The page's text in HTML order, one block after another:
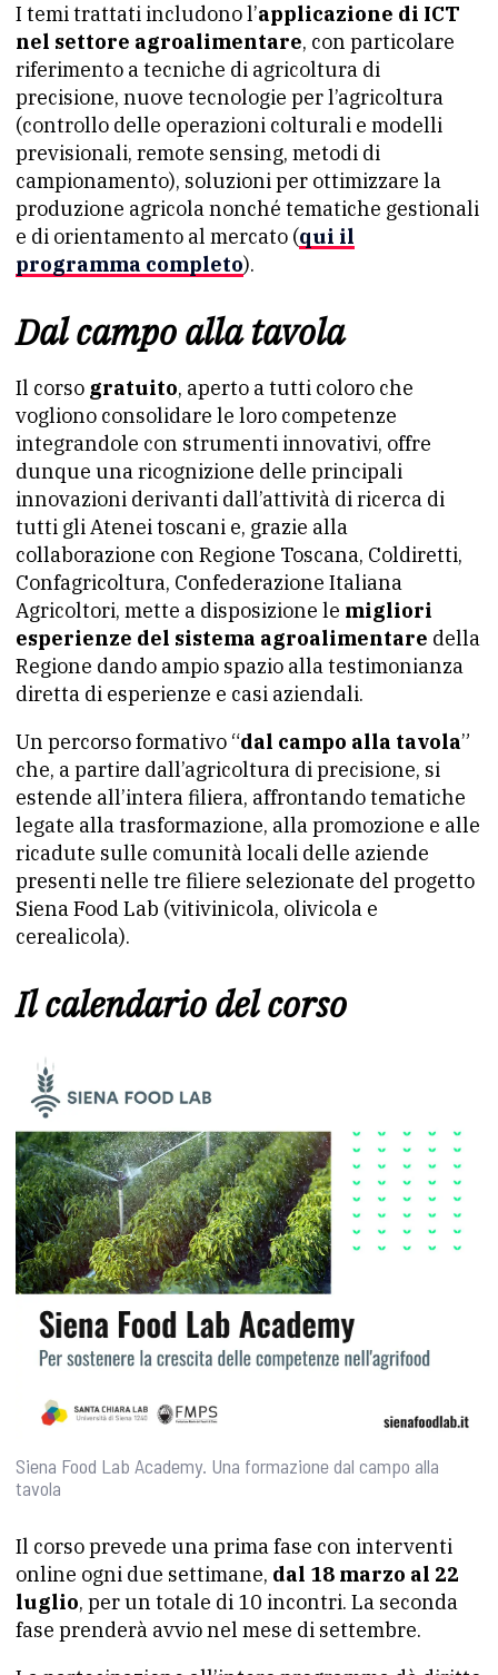
I temi trattati includono l’applicazione di ICT
nel settore agroalimentare, con particolare
riferimento a tecniche di agricoltura di
precisione, nuove tecnologie per l’agricoltura
(controllo delle operazioni colturali e modelli
previsionali, remote sensing, metodi di
campionamento), soluzioni per ottimizzare la
produzione agricola nonché tematiche gestionali
e di orientamento al mercato (qui il
programma completo).
Dal campo alla tavola
Il corso gratuito, aperto a tutti coloro che
vogliono consolidare le loro competenze
integrandole con strumenti innovativi, offre
dunque una ricognizione delle principali
innovazioni derivanti dall’attività di ricerca di
tutti gli Atenei toscani e, grazie alla
collaborazione con Regione Toscana, Coldiretti,
Confagricoltura, Confederazione Italiana
Agricoltori, mette a disposizione le migliori
esperienze del sistema agroalimentare della
Regione dando ampio spazio alla testimonianza
diretta di esperienze e casi aziendali.
Un percorso formativo “dal campo alla tavola”
che, a partire dall’agricoltura di precisione, si
estende all’intera filiera, affrontando tematiche
legate alla trasformazione, alla promozione e alle
ricadute sulle comunità locali delle aziende
presenti nelle tre filiere selezionate del progetto
Siena Food Lab (vitivinicola, olivicola e
cerealicola).
Il calendario del corso
Siena Food Lab Academy. Una formazione dal campo alla
tavola
Il corso prevede una prima fase con interventi
online ogni due settimane, dal 18 marzo al 22
luglio, per un totale di 10 incontri. La seconda
fase prenderà avvio nel mese di settembre.